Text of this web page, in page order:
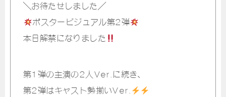
＼お待たせしました／
ポスタービジュアル第2弾
本日解禁になりました
第1弾の主演の2人Ver.に続き、
第2弾はキャスト勢揃いVer.